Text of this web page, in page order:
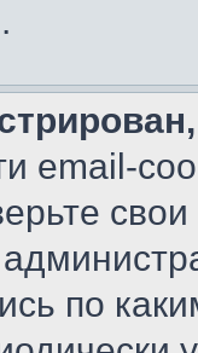
email-
по